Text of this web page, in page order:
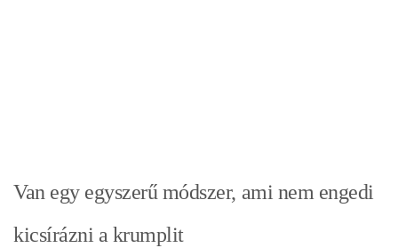
Van egy egyszerű módszer, ami nem engedi
kicsírázni a krumplit